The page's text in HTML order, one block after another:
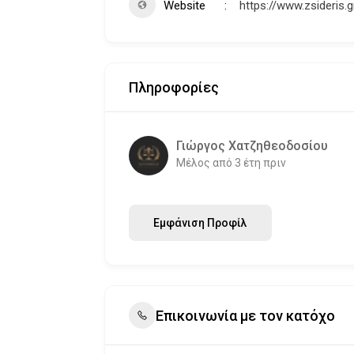
Website https://
Πληροφορίες
Γιώργος Χατζηθεοδοσίου
Μέλος από 3 έτη πριν
Εμφάνιση Προφίλ
Επικοινωνία με τον κατόχο